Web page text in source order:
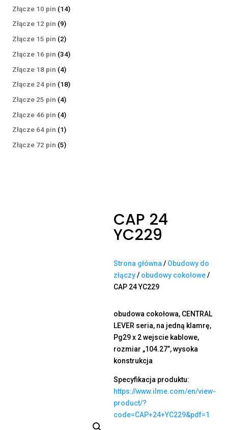
produkty
Złącze 10 pin 1414
Złącze 12 pin 99
produktów
Złącze 15 pin 22
produkty
Złącze 16 pin 3434
Złącze 18 pin 44
produkty
Złącze 24 pin 1818
Złącze 25 pin 44
produkty
Złącze 46 pin 44
produkty
Złącze 64 pin 11
produkt
Złącze 72 pin 55
CAP 24
YC229
Strona główna / Obudowy do
złączy/ obudowy cokołowe/
CAP 24 YC229
obudowa cokołowa, CENTRAL
LEVER seria, na jedną klamrę,
Pg29 x 2 wejscie kablowe,
rozmiar „104.27”, wysoka
konstrukcja
Specyfikacja produktu:
https://www.ilme.com/en/view-
product/?
code=CAP+24+YC229&pdf=1